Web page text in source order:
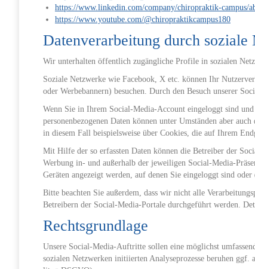
https://www.linkedin.com/company/chiropraktik-campus/
https://www.youtube.com/@chiropraktikcampus180
Datenverarbeitung durch soziale
Wir unterhalten öffentlich zugängliche Profile in sozialen
Soziale Netzwerke wie Facebook, X etc. können Ihr
oder Werbebannern) besuchen. Durch den Besuch unserer
Wenn Sie in Ihrem Social-Media-Account eingeloggt sind
personenbezogenen Daten können unter Umständen aber
in diesem Fall beispielsweise über Cookies, die auf Ihrem
Mit Hilfe der so erfassten Daten können die Betreiber der
Werbung in- und außerhalb der jeweiligen Social-Media-
Geräten angezeigt werden, auf denen Sie eingeloggt sind
Bitte beachten Sie außerdem, dass wir nicht alle
Betreibern der Social-Media-Portale durchgeführt werden.
Rechtsgrundlage
Unsere Social-Media-Auftritte sollen eine möglichst
sozialen Netzwerken initiierten Analyseprozesse beruhen